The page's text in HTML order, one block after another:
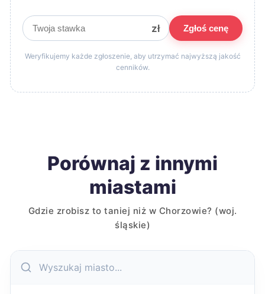
zł Zgłoś cenę
Weryfikujemy każde zgłoszenie, aby utrzymać najwyższą jakość
cenników.
Porównaj z innymi
miastami
Gdzie zrobisz to taniej niż w Chorzowie? (woj.
śląskie)